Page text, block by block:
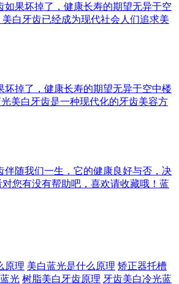
果坏掉了，健康长寿的期望无异于空
白牙齿已经成为现代社会人们追求美
掉了，健康长寿的期望无异于空中楼
美白牙齿是一种现代化的牙齿美容方
随我们一生，它的健康良好与否，决
您有没有帮助吧，喜欢请收藏哦！蓝
原理 美白蓝光是什么原理 矫正器托槽
光 树脂美白牙齿原理 牙齿美白冷光蓝